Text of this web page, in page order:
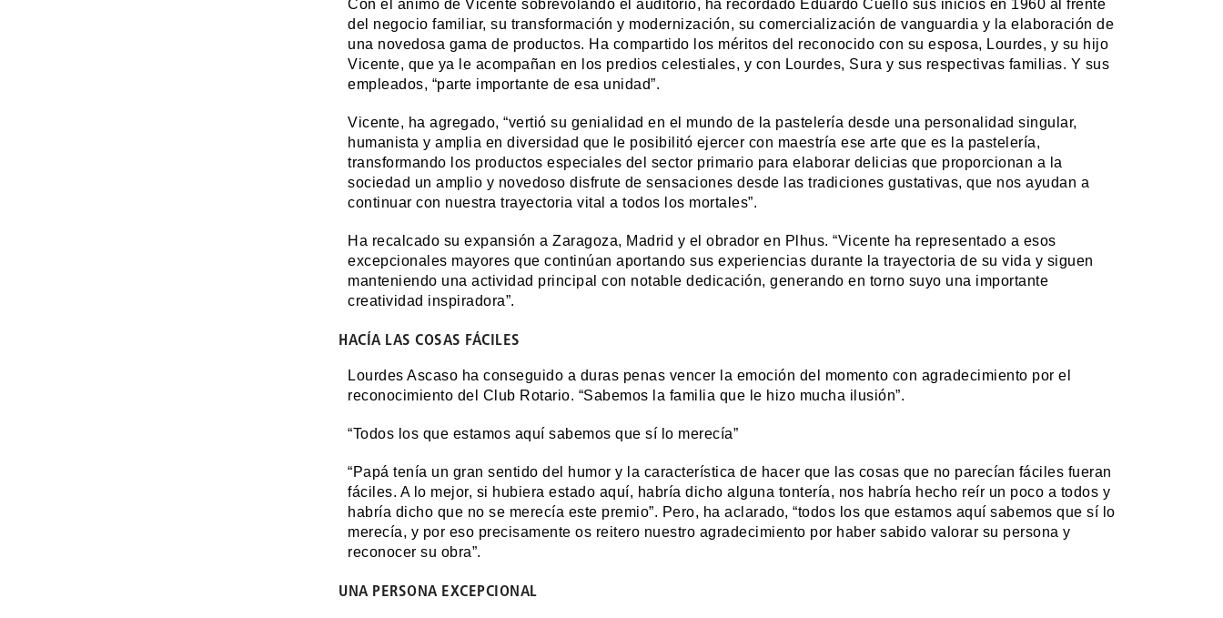
Con el ánimo de Vicente sobrevolando el auditorio, ha recordado Eduardo Cuello sus inicios en 1960 al frente
del negocio familiar, su transformación y modernización, su comercialización de vanguardia y la elaboración de
una novedosa gama de productos. Ha compartido los méritos del reconocido con su esposa, Lourdes, y su hijo
Vicente, que ya le acompañan en los predios celestiales, y con Lourdes, Sura y sus respectivas familias. Y sus
empleados, “parte importante de esa unidad”.
Vicente, ha agregado, “vertió su genialidad en el mundo de la pastelería desde una personalidad singular,
humanista y amplia en diversidad que le posibilitó ejercer con maestría ese arte que es la pastelería,
transformando los productos especiales del sector primario para elaborar delicias que proporcionan a la
sociedad un amplio y novedoso disfrute de sensaciones desde las tradiciones gustativas, que nos ayudan a
continuar con nuestra trayectoria vital a todos los mortales”.
Ha recalcado su expansión a Zaragoza, Madrid y el obrador en Plhus. “Vicente ha representado a esos
excepcionales mayores que continúan aportando sus experiencias durante la trayectoria de su vida y siguen
manteniendo una actividad principal con notable dedicación, generando en torno suyo una importante
creatividad inspiradora”.
HACÍA LAS COSAS FÁCILES
Lourdes Ascaso ha conseguido a duras penas vencer la emoción del momento con agradecimiento por el
reconocimiento del Club Rotario. “Sabemos la familia que le hizo mucha ilusión”.
“Todos los que estamos aquí sabemos que sí lo merecía”
“Papá tenía un gran sentido del humor y la característica de hacer que las cosas que no parecían fáciles fueran
fáciles. A lo mejor, si hubiera estado aquí, habría dicho alguna tontería, nos habría hecho reír un poco a todos y
habría dicho que no se merecía este premio”. Pero, ha aclarado, “todos los que estamos aquí sabemos que sí lo
merecía, y por eso precisamente os reitero nuestro agradecimiento por haber sabido valorar su persona y
reconocer su obra”.
UNA PERSONA EXCEPCIONAL